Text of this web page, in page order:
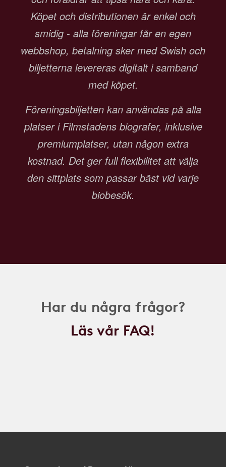
Köpet och distributionen är enkel och
smidig - alla föreningar får en egen
webbshop, betalning sker med Swish och
biljetterna levereras digitalt i samband
med köpet.
Föreningsbiljetten kan användas på alla
platser i Filmstadens biografer, inklusive
premiumplatser, utan någon extra
kostnad. Det ger full flexibilitet att välja
den sittplats som passar bäst vid varje
biobesök.
Har du några frågor?
Läs vår FAQ!